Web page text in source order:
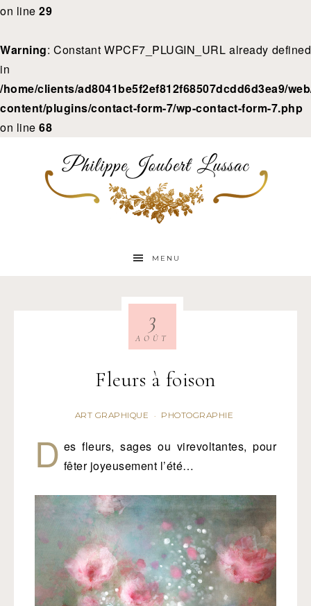
on line 29
Warning: Constant WPCF7_PLUGIN_URL already defined
in
/home/clients/ad8041be5f2ef812f68507dcdd6d3ea9/
content/plugins/contact-form-7/wp-contact-form-7.php
on line 68
MENU
Fleurs à foison
ART GRAPHIQUE · PHOTOGRAPHIE
3
AOÛT
D es fleurs, sages ou virevoltantes, pour
fêter joyeusement l’été…